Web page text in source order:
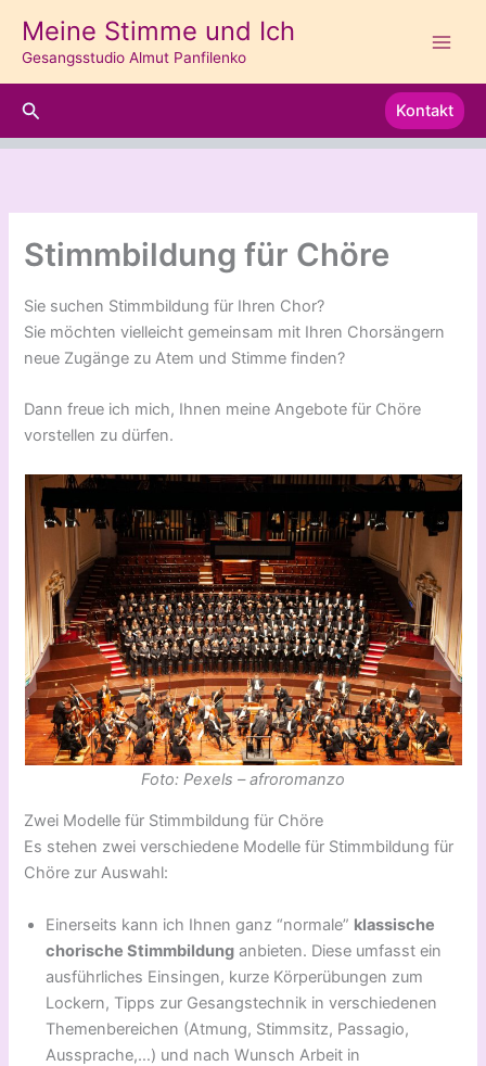
Inhalt
springen
Meine Stimme und Ich
Gesangsstudio Almut Panfilenko
Suchen Kontakt
Stimmbildung für Chöre
Sie suchen Stimmbildung für Ihren Chor?
Sie möchten vielleicht gemeinsam mit Ihren Chorsängern
neue Zugänge zu Atem und Stimme finden?
Dann freue ich mich, Ihnen meine Angebote für Chöre
vorstellen zu dürfen.
Foto: Pexels – afroromanzo
Zwei Modelle für Stimmbildung für Chöre
Es stehen zwei verschiedene Modelle für Stimmbildung für
Chöre zur Auswahl:
Einerseits kann ich Ihnen ganz “normale” klassische
chorische Stimmbildung anbieten. Diese umfasst ein
ausführliches Einsingen, kurze Körperübungen zum
Lockern, Tipps zur Gesangstechnik in verschiedenen
Themenbereichen (Atmung, Stimmsitz, Passagio,
Aussprache,…) und nach Wunsch Arbeit in